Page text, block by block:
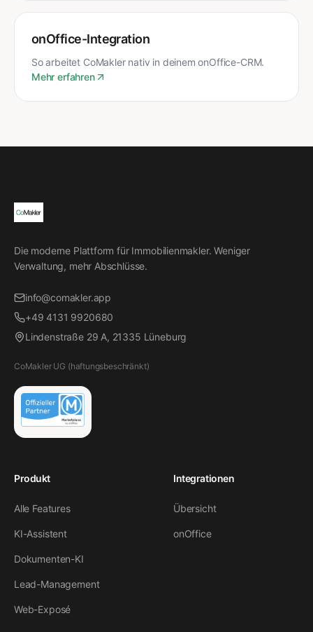
onOffice-Integration
So arbeitet CoMakler nativ in deinem onOffice-CRM.
Mehr erfahren
Die moderne Plattform für Immobilienmakler. Weniger
Verwaltung, mehr Abschlüsse.
info@comakler.app
+49 4131 9920680
Lindenstraße 29 A, 21335 Lüneburg
CoMakler UG (haftungsbeschränkt)
Produkt
Alle Features
KI-Assistent
Dokumenten-KI
Lead-Management
Web-Exposé
Integrationen
Übersicht
onOffice